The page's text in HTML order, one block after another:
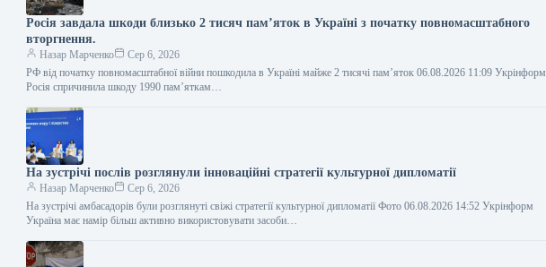
Росія завдала шкоди близько 2 тисяч пам’яток в Україні з початку повномасштабного
вторгнення.
Назар Марченко
Сер 6, 2026
РФ від початку повномасштабної війни пошкодила в Україні майже 2 тисячі пам’яток 06.08.2026 11:09 Укрінформ
Росія спричинила шкоду 1990 пам’яткам…
На зустрічі послів розглянули інноваційні стратегії культурної дипломатії
Назар Марченко
Сер 6, 2026
На зустрічі амбасадорів були розглянуті свіжі стратегії культурної дипломатії Фото 06.08.2026 14:52 Укрінформ
Україна має намір більш активно використовувати засоби…